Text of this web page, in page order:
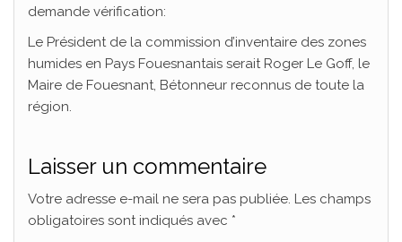
demande vérification:
Le Président de la commission d’inventaire des zones
humides en Pays Fouesnantais serait Roger Le Goff, le
Maire de Fouesnant, Bétonneur reconnus de toute la
région.
Laisser un commentaire
Votre adresse e-mail ne sera pas publiée. Les champs
obligatoires sont indiqués avec *